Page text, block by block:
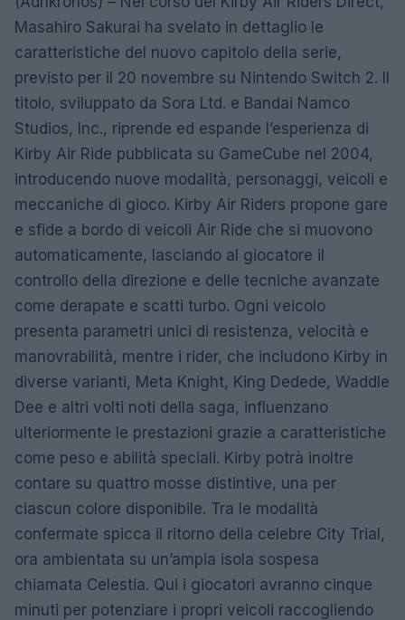
Masahiro Sakurai ha svelato in dettaglio le
caratteristiche del nuovo capitolo della serie,
previsto per il 20 novembre su Nintendo Switch 2. Il
titolo, sviluppato da Sora Ltd. e Bandai Namco
Studios, Inc., riprende ed espande l’esperienza di
Kirby Air Ride pubblicata su GameCube nel 2004,
introducendo nuove modalità, personaggi, veicoli e
meccaniche di gioco. Kirby Air Riders propone gare
e sfide a bordo di veicoli Air Ride che si muovono
automaticamente, lasciando al giocatore il
controllo della direzione e delle tecniche avanzate
come derapate e scatti turbo. Ogni veicolo
presenta parametri unici di resistenza, velocità e
manovrabilità, mentre i rider, che includono Kirby in
diverse varianti, Meta Knight, King Dedede, Waddle
Dee e altri volti noti della saga, influenzano
ulteriormente le prestazioni grazie a caratteristiche
come peso e abilità speciali. Kirby potrà inoltre
contare su quattro mosse distintive, una per
ciascun colore disponibile. Tra le modalità
confermate spicca il ritorno della celebre City Trial,
ora ambientata su un’ampia isola sospesa
chiamata Celestia. Qui i giocatori avranno cinque
minuti per potenziare i propri veicoli raccogliendo